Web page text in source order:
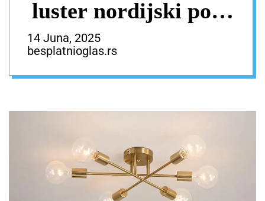
luster nordijski polu
ugradni brušeni
antikno zlato stropna
rasvjeta dekor –
DEKORATIVNA
RASVETA
14 Juna, 2025
besplatnioglas.rs